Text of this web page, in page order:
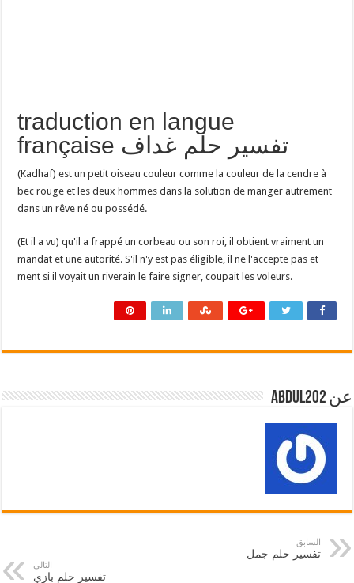
traduction en langue
française تفسير حلم غداف
(Kadhaf) est un petit oiseau couleur comme la couleur de la cendre à
bec rouge et les deux hommes dans la solution de manger autrement
dans un rêve né ou possédé.
(Et il a vu) qu'il a frappé un corbeau ou son roi, il obtient vraiment un
mandat et une autorité. S'il n'y est pas éligible, il ne l'accepte pas et
ment si il voyait un riverain le faire signer, coupait les voleurs.
عن abdul202
السابق
تفسير حلم جمل
التالي
تفسير حلم بازي